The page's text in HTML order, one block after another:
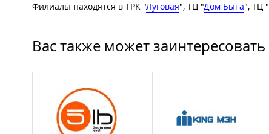
Филиалы находятся в ТРК "Луговая", ТЦ "Дом Быта", ТЦ "
Вас также может заинтересовать